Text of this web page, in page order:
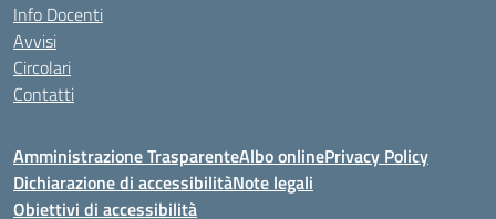
Info Docenti
Avvisi
Circolari
Contatti
Amministrazione TrasparenteAlbo onlinePrivacy Policy
Dichiarazione di accessibilitàNote legali
Obiettivi di accessibilità